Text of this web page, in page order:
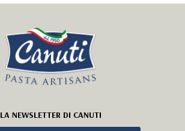
LA NEWSLETTER DI CANUTI